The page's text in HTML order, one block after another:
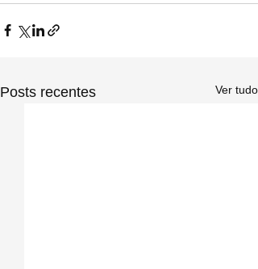
Posts recentes Ver tudo